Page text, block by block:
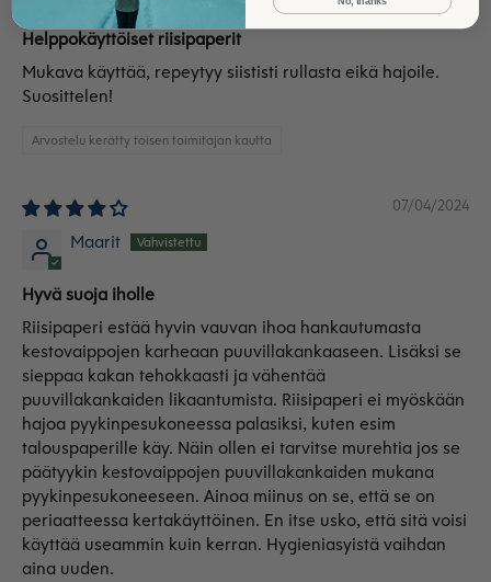
Helppokäyttöiset riisipaperit
Mukava käyttää, repeytyy siististi rullasta eikä hajoile.
Suosittelen!
Arvostelu kerätty toisen toimitajan kautta
07/04/2024
Maarit
Hyvä suoja iholle
Riisipaperi estää hyvin vauvan ihoa hankautumasta
kestovaippojen karheaan puuvillakankaaseen. Lisäksi se
sieppaa kakan tehokkaasti ja vähentää
puuvillakankaiden likaantumista. Riisipaperi ei myöskään
hajoa pyykinpesukoneessa palasiksi, kuten esim
talouspaperille käy. Näin ollen ei tarvitse murehtia jos se
päätyykin kestovaippojen puuvillakankaiden mukana
pyykinpesukoneeseen. Ainoa miinus on se, että se on
periaatteessa kertakäyttöinen. En itse usko, että sitä voisi
käyttää useammin kuin kerran. Hygieniasyistä vaihdan
aina uuden.